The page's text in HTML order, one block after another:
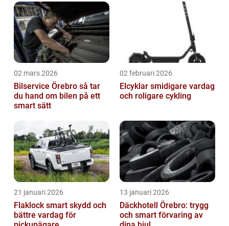
02 mars 2026
Bilservice Örebro så tar
du hand om bilen på ett
smart sätt
02 februari 2026
Elcyklar smidigare vardag
och roligare cykling
21 januari 2026
Flaklock smart skydd och
bättre vardag för
13 januari 2026
Däckhotell Örebro: trygg
och smart förvaring av